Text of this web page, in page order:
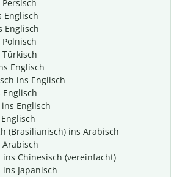
Englisch
Englisch
Englisch
ins Englisch
Englisch
(Brasilianisch) ins Arabisch
Chinesisch (vereinfacht)
Japanisch